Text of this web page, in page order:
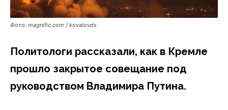
Фото: magnific.com / kovalovds
Политологи рассказали, как в Кремле
прошло закрытое совещание под
руководством Владимира Путина.